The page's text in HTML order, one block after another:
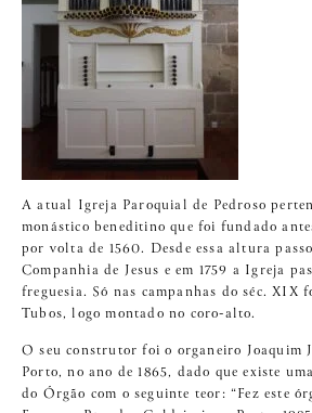
A atual Igreja Paroquial de Pedroso
monástico beneditino que foi fundado
por volta de 1560. Desde essa altura
Companhia de Jesus e em 1759 a Igreja
freguesia. Só nas campanhas do séc. XIX
Tubos, logo montado no coro-alto.
O seu construtor foi o organeiro Joaquim
Porto, no ano de 1865, dado que existe
do Órgão com o seguinte teor: “Fez este